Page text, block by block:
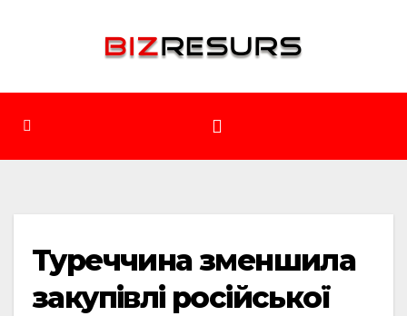
Туреччина зменшила
закупівлі російської